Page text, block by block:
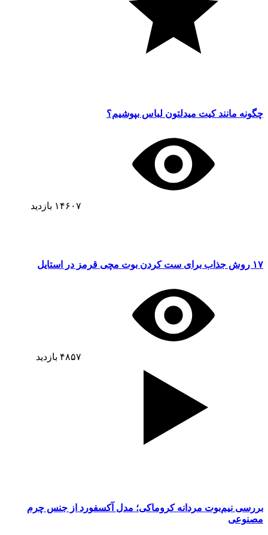
چگونه مانند کیت میدلتون لباس بپوشیم؟
۱۴۶۰۷ بازدید
۱۷ روش جذاب برای ست کردن بوت مچی قرمز در استایل
۴۸۵۷ بازدید
بررسی نیم‌بوت مردانه کروماکی؛ مدل آکسفورد از جنس چرم
مصنوعی